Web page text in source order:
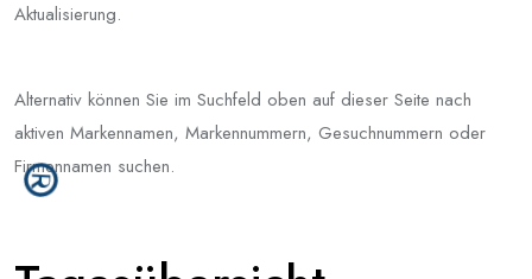
Aktualisierung.
Alternativ können Sie im Suchfeld oben auf dieser Seite nach
aktiven Markennamen, Markennummern, Gesuchnummern oder
Firmennamen suchen.